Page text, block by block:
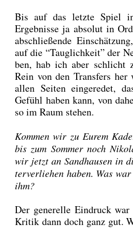
Bis auf das letz­te Spiel
Ergeb­nis­se ja abso­lut in
abschlie­ßen­de
auf die “Taug­lich­keit” der
ben, hab ich aber schlicht
Rein von den Trans­fers
allen Sei­ten ein­ge­re­det,
Gefühl haben kann, von
so im Raum ste­hen.
Kom­men wir zu Eurem
bis zum Som­mer noch
wir jetzt an Sand­hau­sen in
ter­ver­lie­hen haben. Was
ihm?
Der gene­rel­le Ein­druck
Kri­tik dann doch ganz gut.